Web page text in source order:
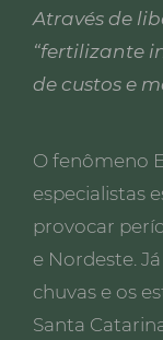
Através de
“fertilizante
de custos e
O fenômeno
especialistas
provocar
e Nordeste.
chuvas e os
Santa